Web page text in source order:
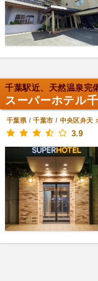
千葉駅近、天然温泉完
スーパーホテル
千葉県/千葉市 / 中央区弁天
3.9